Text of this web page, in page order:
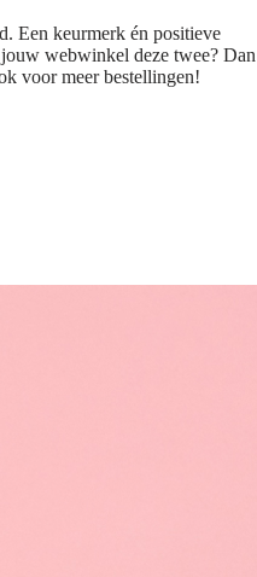
Een keurmerk én positieve
webwinkel deze twee? Dan
voor meer bestellingen!